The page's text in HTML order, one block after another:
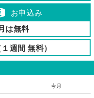
お申込み
は無料
週間 無料）
今月